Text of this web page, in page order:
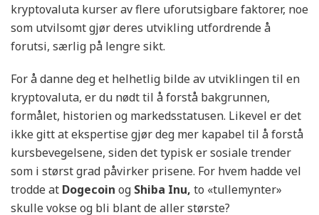
kryptovaluta kurser av flere uforutsigbare faktorer, noe
som utvilsomt gjør deres utvikling utfordrende å
forutsi, særlig på lengre sikt.
For å danne deg et helhetlig bilde av utviklingen til en
kryptovaluta, er du nødt til å forstå bakgrunnen,
formålet, historien og markedsstatusen. Likevel er det
ikke gitt at ekspertise gjør deg mer kapabel til å forstå
kursbevegelsene, siden det typisk er sosiale trender
som i størst grad påvirker prisene. For hvem hadde vel
trodde at Dogecoin og Shiba Inu, to «tullemynter»
skulle vokse og bli blant de aller største?